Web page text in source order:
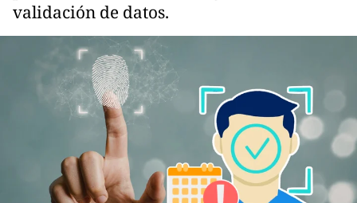
validación de datos.